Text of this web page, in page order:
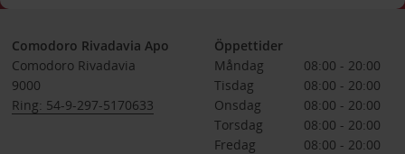
Comodoro Rivadavia Apo
Comodoro Rivadavia
9000
Ring: 54-9-297-5170633
Öppettider
Måndag
08:00 - 20:00
Tisdag
08:00 - 20:00
Onsdag
08:00 - 20:00
Torsdag
08:00 - 20:00
Fredag
08:00 - 20:00